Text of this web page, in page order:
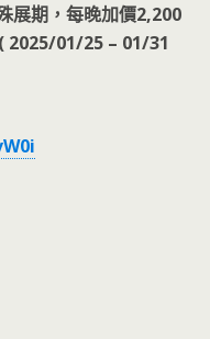
展期，每晚加價2,200
2025/01/25 – 01/31